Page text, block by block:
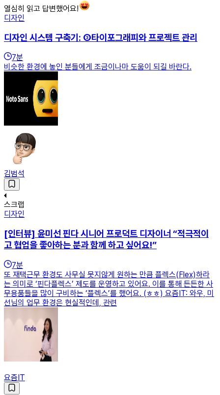
열심히 읽고 답변했어요!
디자인
디자인 시스템 구축기: ③타이포그래피와 프로젝트 관리
7분
비슷한 환경에 놓인 분들에게 조금이나마 도움이 되길 바란다.
김범석
스크랩
디자인
[인터뷰] 윤미선 핀다 시니어 프로덕트 디자이너 “적극적이
고 협업을 좋아하는 분과 함께 하고 싶어요!”
7분
또 재택근무 환경도 사무실 못지않게 원하는 만큼 플렉스(Flex)하라
는 의미로 ‘핀다플렉스’ 제도를 운영하고 있어요. 이를 통해 든든한 사
무용품들을 많이 구비하는 ‘플렉스’를 했어요. (ㅎㅎ) 요즘IT: 와우, 미
선님의 업무 환경은 현실적인데, 관련
요즘IT